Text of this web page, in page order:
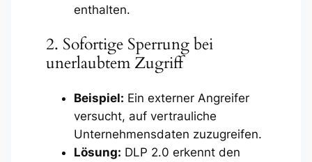
enthalten.
2. Sofortige Sperrung bei
unerlaubtem Zugriff
Beispiel: Ein externer Angreifer
versucht, auf vertrauliche
Unternehmensdaten zuzugreifen.
Lösung: DLP 2.0 erkennt den